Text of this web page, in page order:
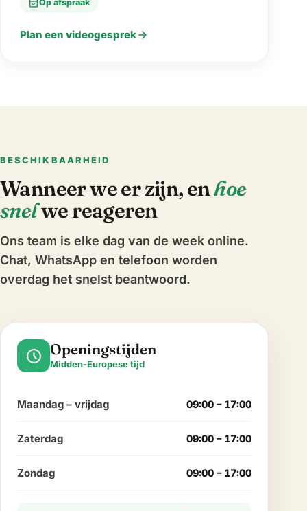
Op afspraak
Plan een videogesprekarrow_forward
BESCHIKBAARHEID
Wanneer we er zijn, enhoe
snelwe reageren
Ons team is elke dag van de week online.
Chat, WhatsApp en telefoon worden
overdag het snelst beantwoord.
schedule Openingstijden
Midden-Europese tijd
Maandag – vrijdag 09:00 – 17:00
Zaterdag 09:00 – 17:00
Zondag 09:00 – 17:00